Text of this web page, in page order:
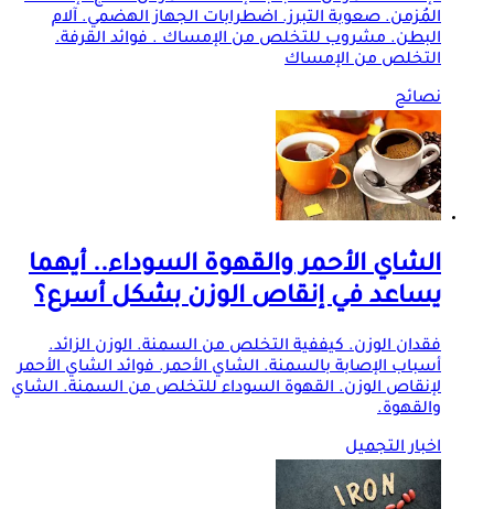
المُزمن. صعوبة التبرز. اضطرابات الجهاز الهضمي. آلام
البطن. مشروب للتخلص من الإمساك . فوائد القرفة.
التخلص من الإمساك
نصائح
الشاي الأحمر والقهوة السوداء.. أيهما
يساعد في إنقاص الوزن بشكل أسرع؟
فقدان الوزن. كيففية التخلص من السمنة. الوزن الزائد.
أسباب الإصابة بالسمنة. الشاي الأحمر. فوائد الشاي الأحمر
لإنقاص الوزن. القهوة السوداء للتخلص من السمنة. الشاي
والقهوة.
اخبار التجميل